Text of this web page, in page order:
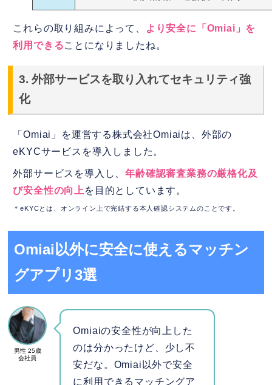
これらの取り組みによって、
より安全に「Omiai」を
利用できることになりましたね。
3. 外部サービスを取り入れてセキュリティ強
化
「Omiai」を運営する株式会社Omiaiは、外部の
eKYCサービスを導入しました。
外部サービスを導入し、年齢確認審査業務の厳格化及
び安全性の向上 を目的としています。
＊eKYCとは、オンライン上で完結する本人確認システムのことです。
Omiai以外に安全に使えるマッチン
グアプリ3選
男性 25歳
会社員
Omiaiの安全性が向上した
のは分かったけど、少し不
安だな。Omiai以外で安全
に利用できるマッチングア